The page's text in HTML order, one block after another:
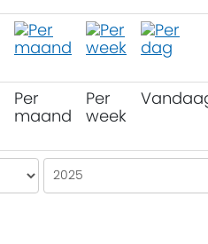
Per
maand
Per
week